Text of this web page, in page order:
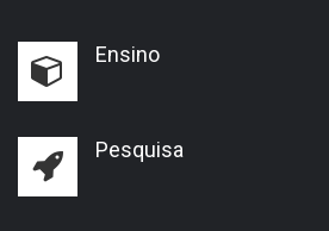
Ensino
Pesquisa